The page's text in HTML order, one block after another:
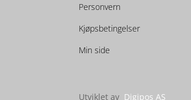
Personvern
Kjøpsbetingelser
Min side
Utviklet av Digipos AS